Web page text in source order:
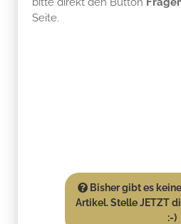
Seite.
Bisher gibt es
Artikel. Stelle JETZT
:-)